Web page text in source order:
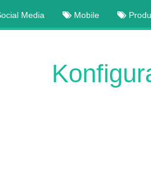
Media Mobile